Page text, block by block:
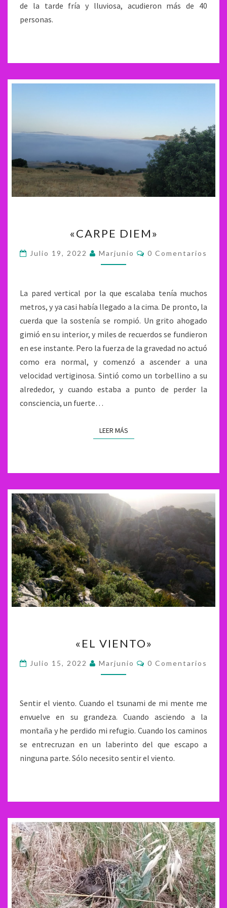
de la tarde fría y lluviosa, acudieron más de 40
personas.
DIEM»
«CARPE DIEM»
Julio 19, 2022 Marjunio Comentarios
0 Comentarios
La pared vertical por la que escalaba tenía muchos
metros, y ya casi había llegado a la cima. De pronto, la
cuerda que la sostenía se rompió. Un grito ahogado
gimió en su interior, y miles de recuerdos se fundieron
en ese instante. Pero la fuerza de la gravedad no actuó
como era normal, y comenzó a ascender a una
velocidad vertiginosa. Sintió como un torbellino a su
alrededor, y cuando estaba a punto de perder la
consciencia, un fuerte…
LEER MÁSLEER MÁS
VIENTO»
«EL VIENTO»
Julio 15, 2022 Marjunio Comentarios
0 Comentarios
Sentir el viento. Cuando el tsunami de mi mente me
envuelve en su grandeza. Cuando asciendo a la
montaña y he perdido mi refugio. Cuando los caminos
se entrecruzan en un laberinto del que escapo a
ninguna parte. Sólo necesito sentir el viento.